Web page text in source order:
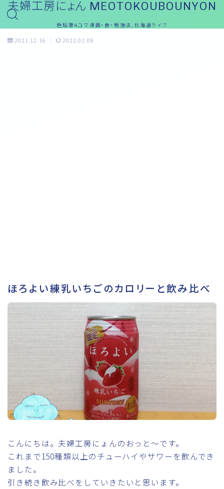
夫婦工房にょん MEOTOKOUBOUNYON
色鉛筆4コマ漫画・食・勉強法,北海道ライフ
2021.12.16 2022.02.08
ほろよい練乳いちごのカロリーと飲み比べ
こんにちは。夫婦工房にょんのおっと～です。
これまで150種類以上のチューハイやサワーを飲んでき
ました。
引き続き飲み比べをしていきたいと思います。